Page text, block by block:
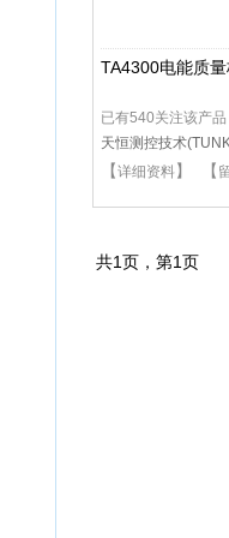
TA4300电能质
已有540关注该产品
天恒测控技术
【详细资料】 【
共1页，第1页